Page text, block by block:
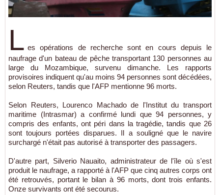
L es opérations de recherche sont en cours depuis le
naufrage d'un bateau de pêche transportant 130 personnes au
large du Mozambique, survenu dimanche. Les rapports
provisoires indiquent qu'au moins 94 personnes sont décédées,
selon Reuters, tandis que l'AFP mentionne 96 morts.
Selon Reuters, Lourenco Machado de l'Institut du transport
maritime (Intrasmar) a confirmé lundi que 94 personnes, y
compris des enfants, ont péri dans la tragédie, tandis que 26
sont toujours portées disparues. Il a souligné que le navire
surchargé n'était pas autorisé à transporter des passagers.
D'autre part, Silverio Nauaito, administrateur de l'île où s'est
produit le naufrage, a rapporté à l'AFP que cinq autres corps ont
été retrouvés, portant le bilan à 96 morts, dont trois enfants.
Onze survivants ont été secourus.